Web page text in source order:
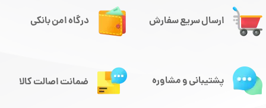
ارسال سریع سفارش درگاه امن بانکی
پشتیبانی و مشاوره ضمانت اصالت کالا